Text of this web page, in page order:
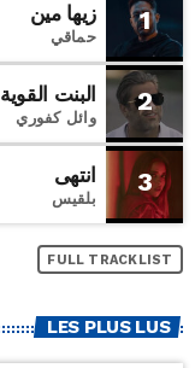
1 زيها مين
حماقي
2 البنت القوية
وائل كفوري
3 انتهى
بلقيس
FULL TRACKLIST
LES PLUS LUS